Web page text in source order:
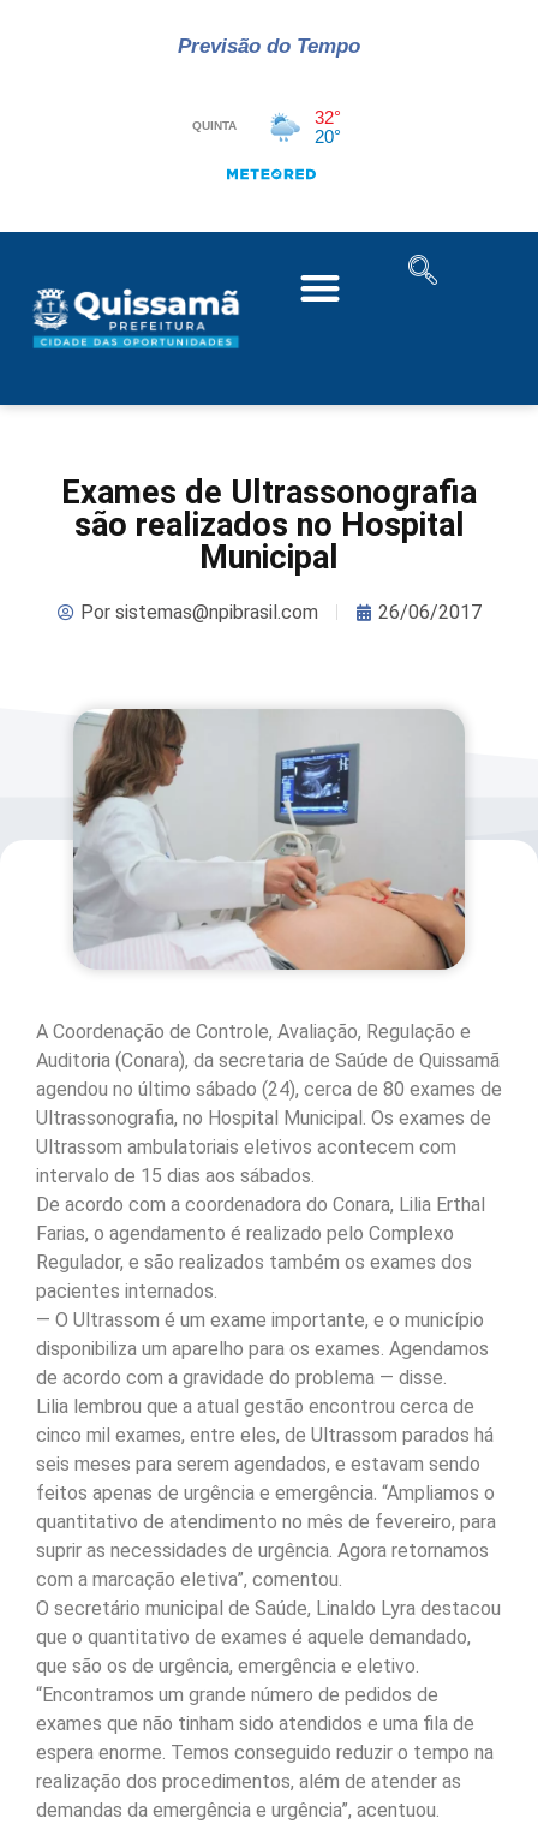
Previsão do Tempo
Exames de Ultrassonografia
são realizados no Hospital
Municipal
Porsistemas@npibrasil.com 26/06/2017
A Coordenação de Controle, Avaliação, Regulação e
Auditoria (Conara), da secretaria de Saúde de Quissamã
agendou no último sábado (24), cerca de 80 exames de
Ultrassonografia, no Hospital Municipal. Os exames de
Ultrassom ambulatoriais eletivos acontecem com
intervalo de 15 dias aos sábados.
De acordo com a coordenadora do Conara, Lilia Erthal
Farias, o agendamento é realizado pelo Complexo
Regulador, e são realizados também os exames dos
pacientes internados.
— O Ultrassom é um exame importante, e o município
disponibiliza um aparelho para os exames. Agendamos
de acordo com a gravidade do problema — disse.
Lilia lembrou que a atual gestão encontrou cerca de
cinco mil exames, entre eles, de Ultrassom parados há
seis meses para serem agendados, e estavam sendo
feitos apenas de urgência e emergência. “Ampliamos o
quantitativo de atendimento no mês de fevereiro, para
suprir as necessidades de urgência. Agora retornamos
com a marcação eletiva”, comentou.
O secretário municipal de Saúde, Linaldo Lyra destacou
que o quantitativo de exames é aquele demandado,
que são os de urgência, emergência e eletivo.
“Encontramos um grande número de pedidos de
exames que não tinham sido atendidos e uma fila de
espera enorme. Temos conseguido reduzir o tempo na
realização dos procedimentos, além de atender as
demandas da emergência e urgência”, acentuou.